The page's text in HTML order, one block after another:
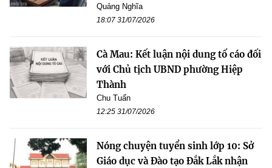
Quảng Nghĩa
18:07 31/07/2026
Cà Mau: Kết luận nội dung tố cáo đối
với Chủ tịch UBND phường Hiệp
Thành
Chu Tuấn
12:25 31/07/2026
Nóng chuyện tuyển sinh lớp 10: Sở
Giáo dục và Đào tạo Đắk Lắk nhận